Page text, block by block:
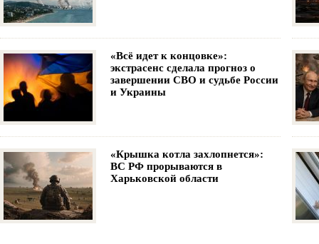
«Всё идет к концовке»:
экстрасенс сделала прогноз о
завершении СВО и судьбе России
и Украины
«Крышка котла захлопнется»:
ВС РФ прорываются в
Харьковской области